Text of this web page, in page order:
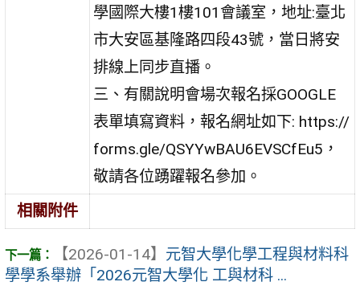
學國際大樓1樓101會議室，地址:臺北
市大安區基隆路四段43號，當日將安
排線上同步直播。
三、有關說明會場次報名採GOOGLE
表單填寫資料，報名網址如下: https://
forms.gle/QSYYwBAU6EVSCfEu5，
敬請各位踴躍報名參加。
相關附件
【2026-01-14】 元智大學化學工程與材料科
學學系舉辦「2026元智大學化 工與材科 ...